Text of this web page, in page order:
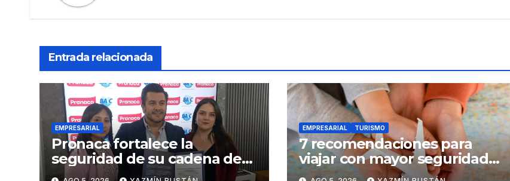
Entrada relacionada
EMPRESARIAL
Pronaca fortalece la
seguridad de su cadena de
suministro con certificación
EMPRESARIAL TURISMO
7 recomendaciones para
viajar con mayor seguridad
dentro y fuera del Ecuador